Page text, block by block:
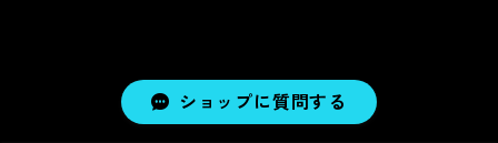
ショップに質問する